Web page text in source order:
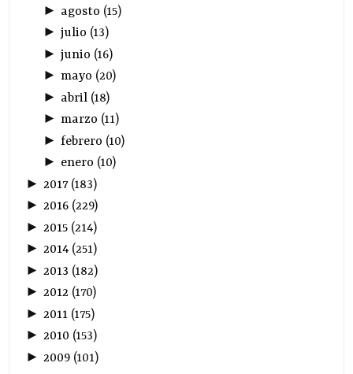
► agosto (15)
► julio (13)
► junio (16)
► mayo (20)
► abril(18)
► marzo (11)
► febrero (10)
► enero (10)
► 2017(183)
►2016 (229)
► 2015 (214)
►2014 (251)
► 2013 (182)
►2012 (170)
► 2011 (175)
►2010 (153)
► 2009 (101)